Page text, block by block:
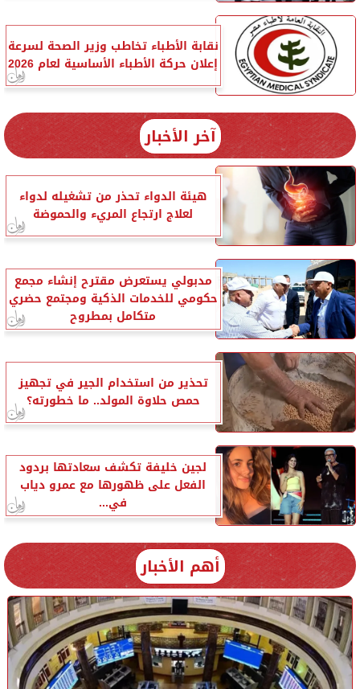
نقابة الأطباء تخاطب وزير الصحة لسرعة
إعلان حركة الأطباء الأساسية لعام 2026
آخر الأخبار
هيئة الدواء تحذر من تشغيله لدواء
لعلاج ارتجاع المريء والحموضة
مدبولي يستعرض مقترح إنشاء مجمع
حكومي للخدمات الذكية ومجتمع حضري
متكامل بمطروح
تحذير من استخدام الجير في تجهيز
حمص حلاوة المولد.. ما خطورته؟
لجين خليفة تكشف سعادتها بردود
الفعل على ظهورها مع عمرو دياب
في...
أهم الأخبار